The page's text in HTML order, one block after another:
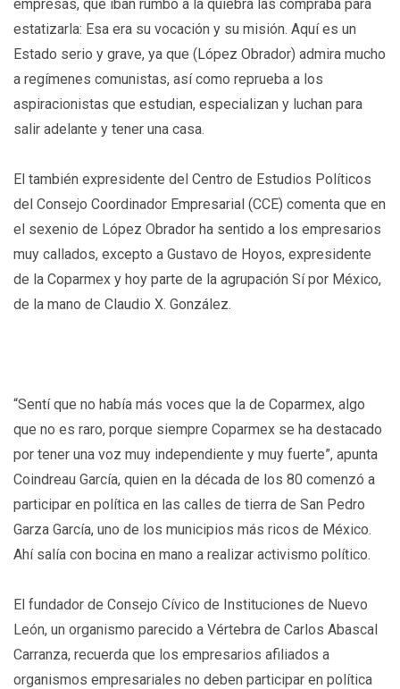
empresas, que iban rumbo a la quiebra las compraba para
estatizarla: Esa era su vocación y su misión. Aquí es un
Estado serio y grave, ya que (López Obrador) admira mucho
a regímenes comunistas, así como reprueba a los
aspiracionistas que estudian, especializan y luchan para
salir adelante y tener una casa.
El también expresidente del Centro de Estudios Políticos
del Consejo Coordinador Empresarial (CCE) comenta que en
el sexenio de López Obrador ha sentido a los empresarios
muy callados, excepto a Gustavo de Hoyos, expresidente
de la Coparmex y hoy parte de la agrupación Sí por México,
de la mano de Claudio X. González.
“Sentí que no había más voces que la de Coparmex, algo
que no es raro, porque siempre Coparmex se ha destacado
por tener una voz muy independiente y muy fuerte”, apunta
Coindreau García, quien en la década de los 80 comenzó a
participar en política en las calles de tierra de San Pedro
Garza García, uno de los municipios más ricos de México.
Ahí salía con bocina en mano a realizar activismo político.
El fundador de Consejo Cívico de Instituciones de Nuevo
León, un organismo parecido a Vértebra de Carlos Abascal
Carranza, recuerda que los empresarios afiliados a
organismos empresariales no deben participar en política